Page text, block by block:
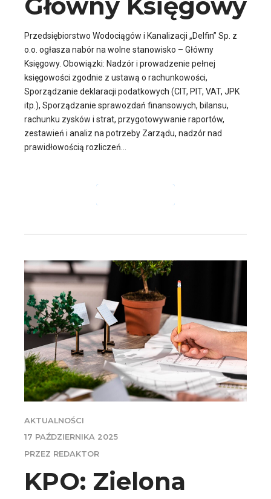
Główny Księgowy
Przedsiębiorstwo Wodociągów i Kanalizacji „Delfin” Sp. z
o.o. ogłasza nabór na wolne stanowisko – Główny
Księgowy. Obowiązki: Nadzór i prowadzenie pełnej
księgowości zgodnie z ustawą o rachunkowości,
Sporządzanie deklaracji podatkowych (CIT, PIT, VAT, JPK
itp.), Sporządzanie sprawozdań finansowych, bilansu,
rachunku zysków i strat, przygotowywanie raportów,
zestawień i analiz na potrzeby Zarządu, nadzór nad
prawidłowością rozliczeń...
AKTUALNOŚCI
17 PAŹDZIERNIKA 2025
PRZEZ REDAKTOR
KPO: Zielona